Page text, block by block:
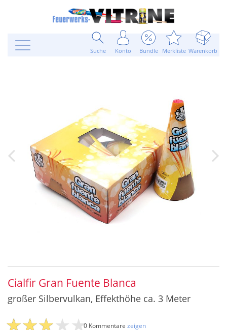
Suche Konto Bundle Merkliste Warenkorb
Cialfir Gran Fuente Blanca
großer Silbervulkan, Effekthöhe ca. 3 Meter
0 Kommentare zeigen